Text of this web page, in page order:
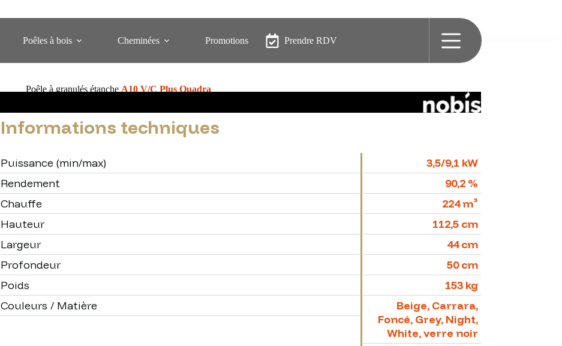
Poêles à bois Cheminées Promotions Prendre RDV
Poêle à granulés étanche A10 V/C Plus Quadra
Informations techniques
Puissance (min/max)
3,5/9,1 kW
Rendement
90,2 %
Chauffe
224 m³
Hauteur
112,5 cm
Largeur
44 cm
Profondeur
50 cm
Poids
153 kg
Couleurs / Matière
Beige, Carrara,
Foncé, Grey, Night,
White, verre noir